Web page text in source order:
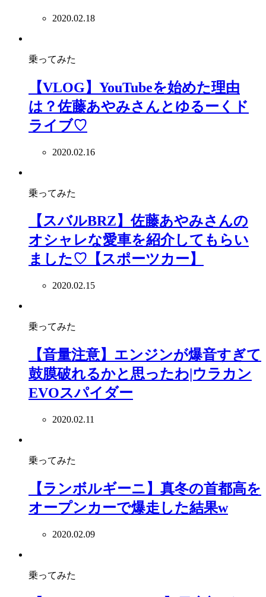
2020.02.18
乗ってみた
【VLOG】YouTubeを始めた理由
は？佐藤あやみさんとゆるーくド
ライブ♡
2020.02.16
乗ってみた
【スバルBRZ】佐藤あやみさんの
オシャレな愛車を紹介してもらい
ました♡【スポーツカー】
2020.02.15
乗ってみた
【音量注意】エンジンが爆音すぎて
鼓膜破れるかと思ったわ|ウラカン
EVOスパイダー
2020.02.11
乗ってみた
【ランボルギーニ】真冬の首都高を
オープンカーで爆走した結果w
2020.02.09
乗ってみた